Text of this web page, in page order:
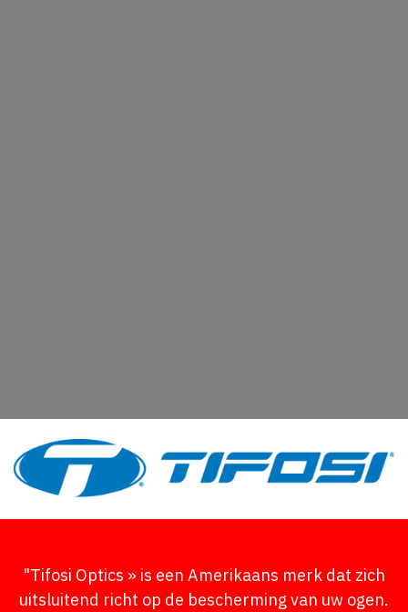
"Tifosi Optics » is een Amerikaans merk dat zich
uitsluitend richt op de bescherming van uw ogen.